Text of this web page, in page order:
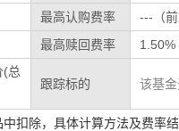
最高认购费率
---（前
最高赎回费率 1.50%
(总
跟踪标的 该基
扣除，具体计算方法及费率